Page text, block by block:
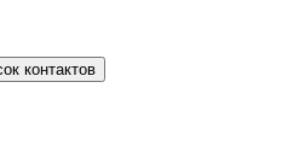
контактов